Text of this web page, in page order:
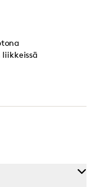
liikkeissä